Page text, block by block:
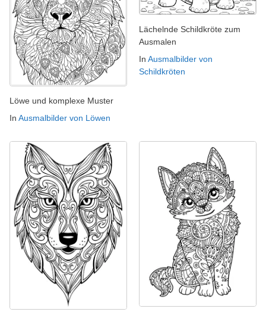
Löwe und komplexe Muster
In Ausmalbilder von Löwen
Lächelnde Schildkröte zum
Ausmalen
In Ausmalbilder von
Schildkröten